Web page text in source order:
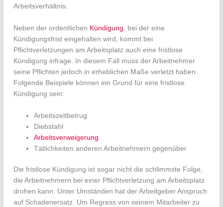
Arbeitsverhältnis.
Neben der ordentlichen Kündigung , bei der eine
Kündigungsfrist eingehalten wird, kommt bei
Pflichtverletzungen am Arbeitsplatz auch eine fristlose
Kündigung infrage. In diesem Fall muss der Arbeitnehmer
seine Pflichten jedoch in erheblichen Maße verletzt haben.
Folgende Beispiele können ein Grund für eine fristlose
Kündigung sein:
Arbeitszeitbetrug
Diebstahl
Arbeitsverweigerung
Tätlichkeiten anderen Arbeitnehmern gegenüber
Die fristlose Kündigung ist sogar nicht die schlimmste Folge,
die Arbeitnehmern bei einer Pflichtverletzung am Arbeitsplatz
drohen kann. Unter Umständen hat der Arbeitgeber Anspruch
auf Schadenersatz. Um Regress von seinem Mitarbeiter zu